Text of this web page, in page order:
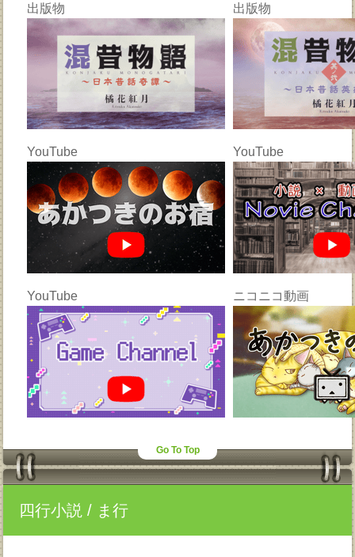
出版物 出版物
YouTube YouTube
YouTube ニコニコ動画
Go To Top
四行小説 / ま行